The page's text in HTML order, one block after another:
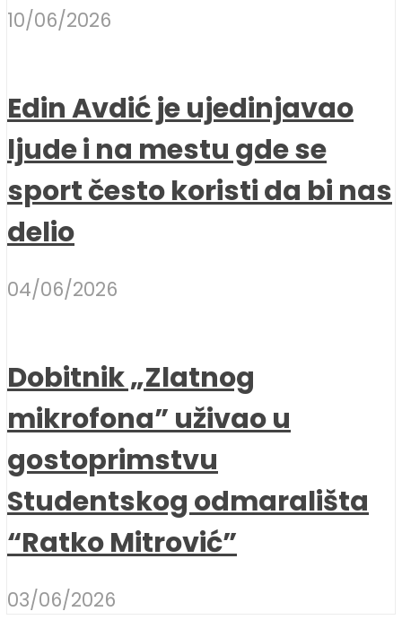
10/06/2026
Edin Avdić je ujedinjavao
ljude i na mestu gde se
sport često koristi da bi nas
delio
04/06/2026
Dobitnik „Zlatnog
mikrofona” uživao u
gostoprimstvu
Studentskog odmarališta
“Ratko Mitrović”
03/06/2026